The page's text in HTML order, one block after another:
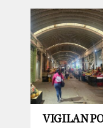
VIGILAN